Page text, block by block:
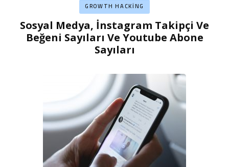
GROWTH HACKING
Sosyal Medya, İnstagram Takipçi Ve
Beğeni Sayıları Ve Youtube Abone
Sayıları